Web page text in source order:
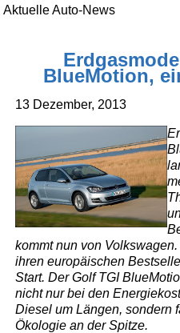
Aktuelle Auto-News
BlueMotion,
13 Dezember, 2013
kommt nun von
ihren europäischen
Start. Der Golf TGI
nicht nur bei den
Diesel um Längen, sondern
Ökologie an der Spitze.